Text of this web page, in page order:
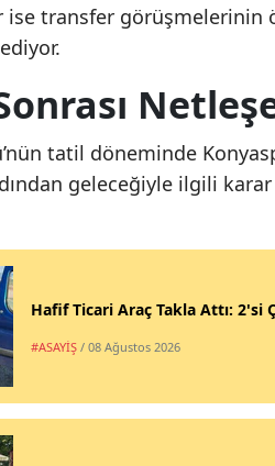
ise transfer
tatil döneminde
geleceğiyle ilgili
Hafif Ticari Araç Takla Attı: 2'si
#ASAYİŞ / 08 Ağustos 2026